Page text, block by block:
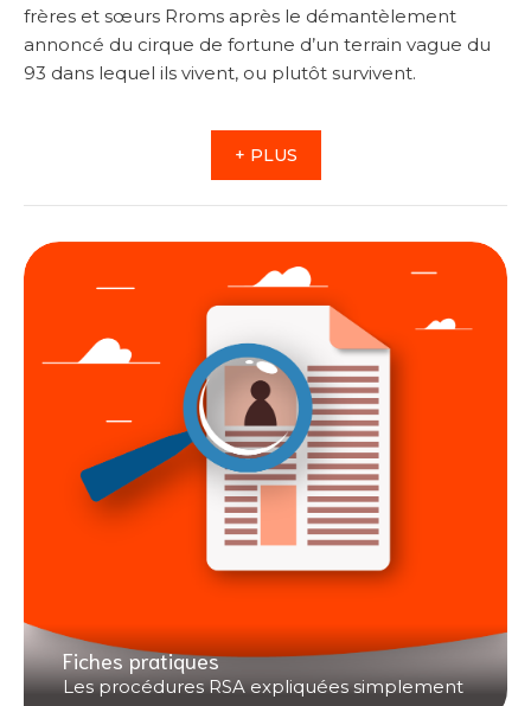
frères et sœurs Rroms après le démantèlement
annoncé du cirque de fortune d’un terrain vague du
93 dans lequel ils vivent, ou plutôt survivent.
+ PLUS
Fiches pratiques
Les procédures RSA expliquées simplement